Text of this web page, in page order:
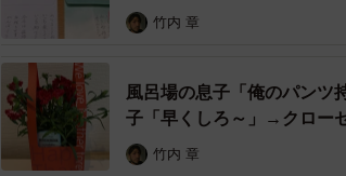
— バンディーズ🐦ようすけ
可愛いイラストをまじえ綴られた福島から
持ちが伝わり、思わず笑みをうかべてしま
に落としてしまったのだろうか。靴に踏ま
SNSユーザー達からは
竹内 章
風呂場の息子「俺のパンツ
子「早くしろ～」→クロー
竹内 章